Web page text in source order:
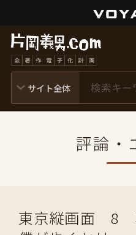
評論・
東京縦画面 8